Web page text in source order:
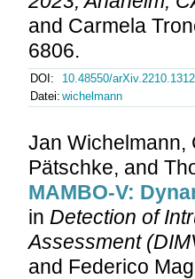
and Carmela
6806.
DOI:
10.48550/
Datei: wichelmann
Jan Wichelmann,
Pätschke, and
MAMBO-V:
in Detection of
Assessment
and Federico